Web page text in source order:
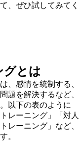
、ぜひ試してみてく
グとは
は、感情を統制する、
題を解決するなど、
以下の表のように
レーニング」「対人
レーニング」など、
。